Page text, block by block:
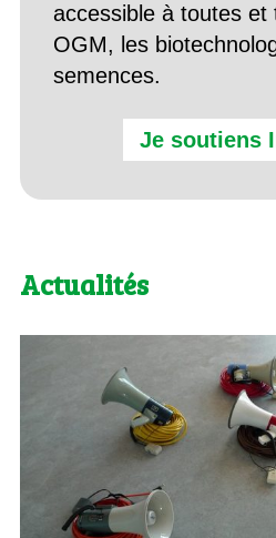
accessible à toutes et
OGM, les
semences.
Je soutiens
Actualités